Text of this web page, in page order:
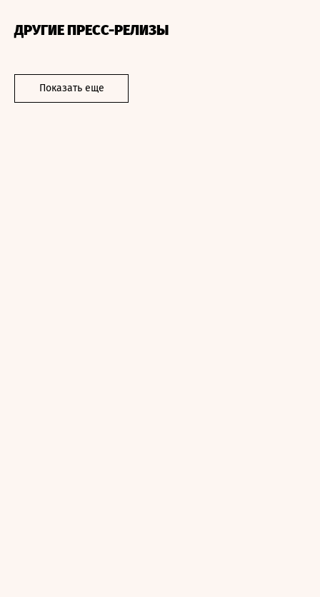
ДРУГИЕ ПРЕСС-РЕЛИЗЫ
Показать еще